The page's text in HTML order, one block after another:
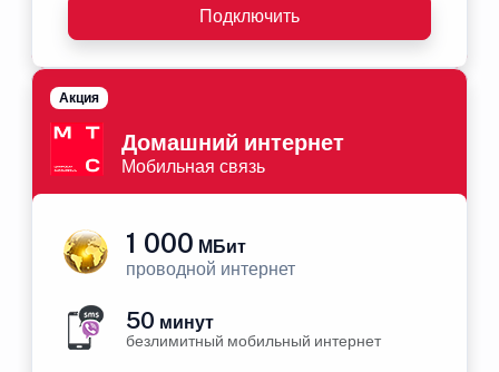
Подключить
Домашний интернет
Мобильная связь
Акция
1 000 МБит
проводной интернет
50 минут
безлимитный мобильный интернет